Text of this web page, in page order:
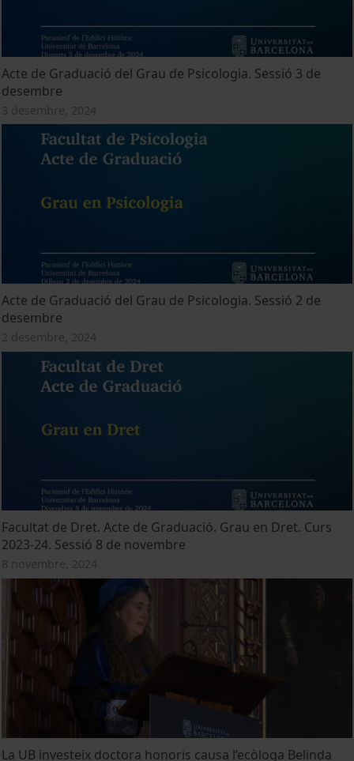
Acte de Graduació del Grau de Psicologia. Sessió 3 de
desembre
3 desembre, 2024
Acte de Graduació del Grau de Psicologia. Sessió 2 de
desembre
2 desembre, 2024
Facultat de Dret. Acte de Graduació. Grau en Dret. Curs
2023-24. Sessió 8 de novembre
8 novembre, 2024
La UB investeix doctora honoris causa l’ecòloga Belinda